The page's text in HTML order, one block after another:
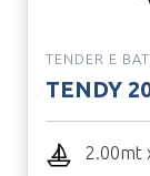
TENDER E
TENDY
2.00mt